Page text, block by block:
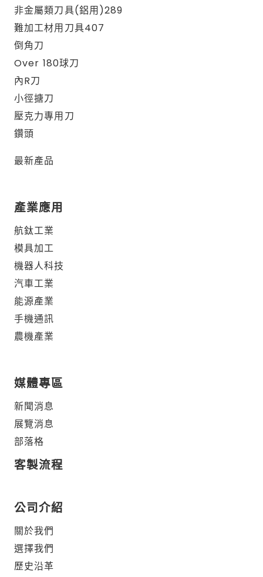
非金屬類刀具(鋁用)289
難加工材用刀具407
倒角刀
Over 180球刀
內R刀
小徑搪刀
壓克力專用刀
鑽頭
最新產品
產業應用
航鈦工業
模具加工
機器人科技
汽車工業
能源產業
手機通訊
農機產業
媒體專區
新聞消息
展覽消息
部落格
客製流程
公司介紹
關於我們
選擇我們
歷史沿革